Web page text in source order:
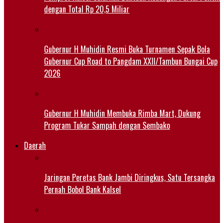
dengan Total Rp 20,5 Miliar
Gubernur H Muhidin Resmi Buka Turnamen Sepak Bola
Gubernur Cup Road to Pangdam XXII/Tambun Bungai Cup
2026
Gubernur H Muhidin Membuka Rimba Mart, Dukung
Program Tukar Sampah dengan Sembako
Daerah
Jaringan Peretas Bank Jambi Diringkus, Satu Tersangka
Pernah Bobol Bank Kalsel